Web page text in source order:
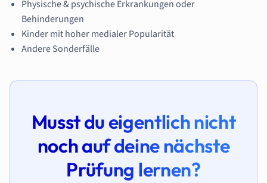
Physische & psychische Erkrankungen oder
Behinderungen
Kinder mit hoher medialer Popularität
Andere Sonderfälle
Musst du eigentlich nicht
noch auf deine nächste
Prüfung lernen?